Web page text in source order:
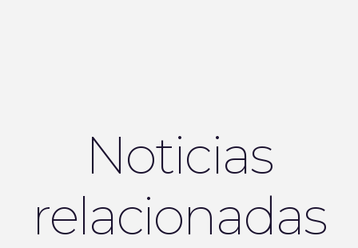
Noticias
relacionadas